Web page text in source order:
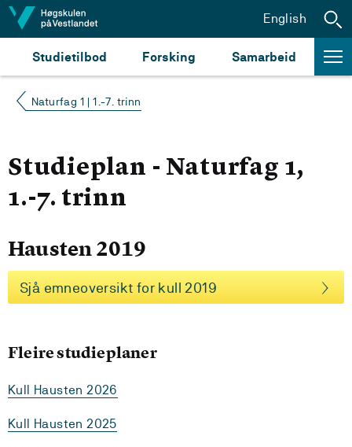
Hopp til innhald
Studietilbod Forsking Samarbeid
English
Naturfag 1 | 1.-7. trinn
Studieplan - Naturfag 1,
1.-7. trinn
Hausten 2019
Sjå emneoversikt for kull 2019
Fleire studieplaner
Kull Hausten 2026
Kull Hausten 2025